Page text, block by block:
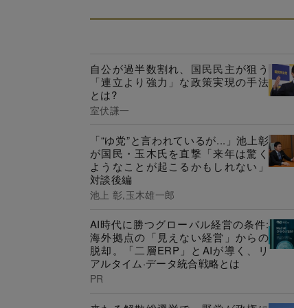
自公が過半数割れ、国民民主が狙う
「連立より強力」な政策実現の手法
とは?
室伏謙一
「“ゆ党”と言われているが...」池上彰
が国民・玉木氏を直撃「来年は驚く
ようなことが起こるかもしれない」
対談後編
池上 彰,玉木雄一郎
AI時代に勝つグローバル経営の条件:
海外拠点の「見えない経営」からの
脱却。「二層ERP」とAIが導く、リ
アルタイム·データ統合戦略とは
PR